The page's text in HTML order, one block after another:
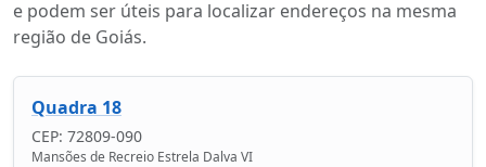
e podem ser úteis para localizar endereços na mesma
região de Goiás.
Quadra 18
CEP: 72809-090
Mansões de Recreio Estrela Dalva VI